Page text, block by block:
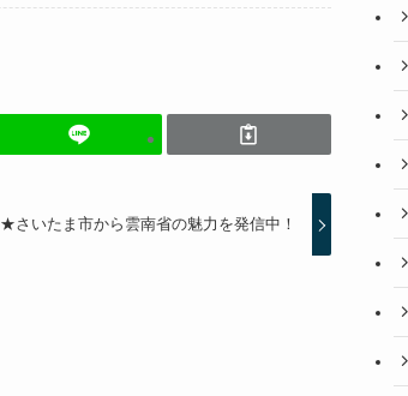
★さいたま市から雲南省の魅力を発信中！